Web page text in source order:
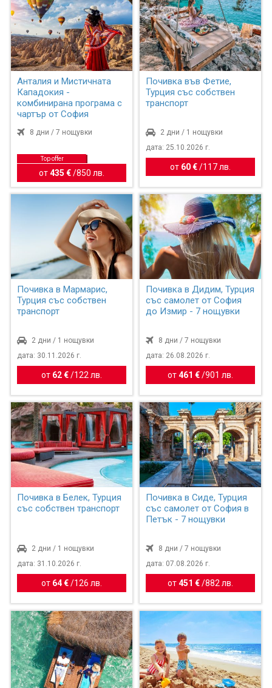
Анталия и Мистичната
Кападокия -
комбинирана програма с
чартър от София
8 дни / 7 нощувки
Top offer
от435 € /850 лв.
Почивка във Фетие,
Турция със собствен
транспорт
2 дни / 1 нощувки
дата: 25.10.2026 г.
от 60 €/ 117 лв.
Почивка в Мармарис,
Турция със собствен
транспорт
2 дни / 1 нощувки
дата: 30.11.2026 г.
от 62 € / 122 лв.
Почивка в Дидим, Турция
със самолет от София
до Измир - 7 нощувки
8 дни / 7 нощувки
дата: 26.08.2026 г.
от461 €/901 лв.
Почивка в Белек, Турция
със собствен транспорт
2 дни / 1 нощувки
дата: 31.10.2026 г.
от 64 € / 126 лв.
Почивка в Сиде, Турция
със самолет от София в
Петък - 7 нощувки
8 дни / 7 нощувки
дата: 07.08.2026 г.
от451 €/882 лв.